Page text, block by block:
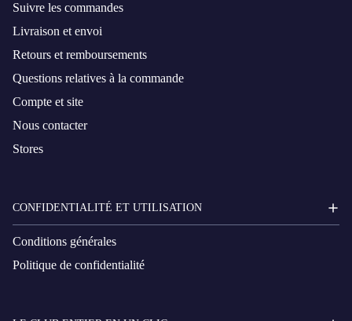
Suivre les commandes
Livraison et envoi
Retours et remboursements
Questions relatives à la commande
Compte et site
Nous contacter
Stores
CONFIDENTIALITÉ ET UTILISATION
Conditions générales
Politique de confidentialité